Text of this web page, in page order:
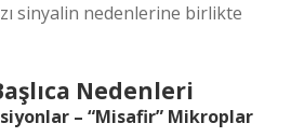
sinyalin nedenlerine birlikte
Nedenleri
– “Misafir” Mikroplar